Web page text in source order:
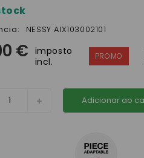
NESSY AIX103002101
€
imposto
incl.
Adicionar ao